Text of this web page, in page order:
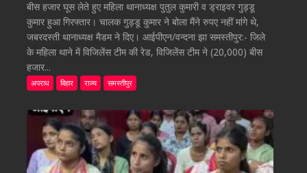
बीस हजार घूस लेते हुए महिला थानाध्यक्ष पुतुल कुमारी व ड्राइवर गुड्डू
कुमार हुआ गिरफ्तार। चालक गुड्डू कुमार ने बोला मैंने रुपए नहीं मांगे थे,
जबरदस्ती थानाध्यक्ष मैडम ने दिए। आईपीएन/वन्दना झा समस्तीपुर:- जिले
के महिला थाने में विजिलेंस टीम की रेड, विजिलेंस टीम ने (20,000) बीस
हजार...
अपराध बिहार राज्य समस्तीपुर